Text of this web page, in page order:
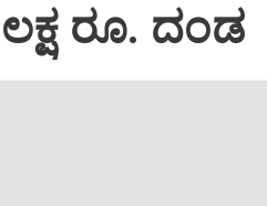
ಲಕ್ಷ ರೂ. ದಂಡ